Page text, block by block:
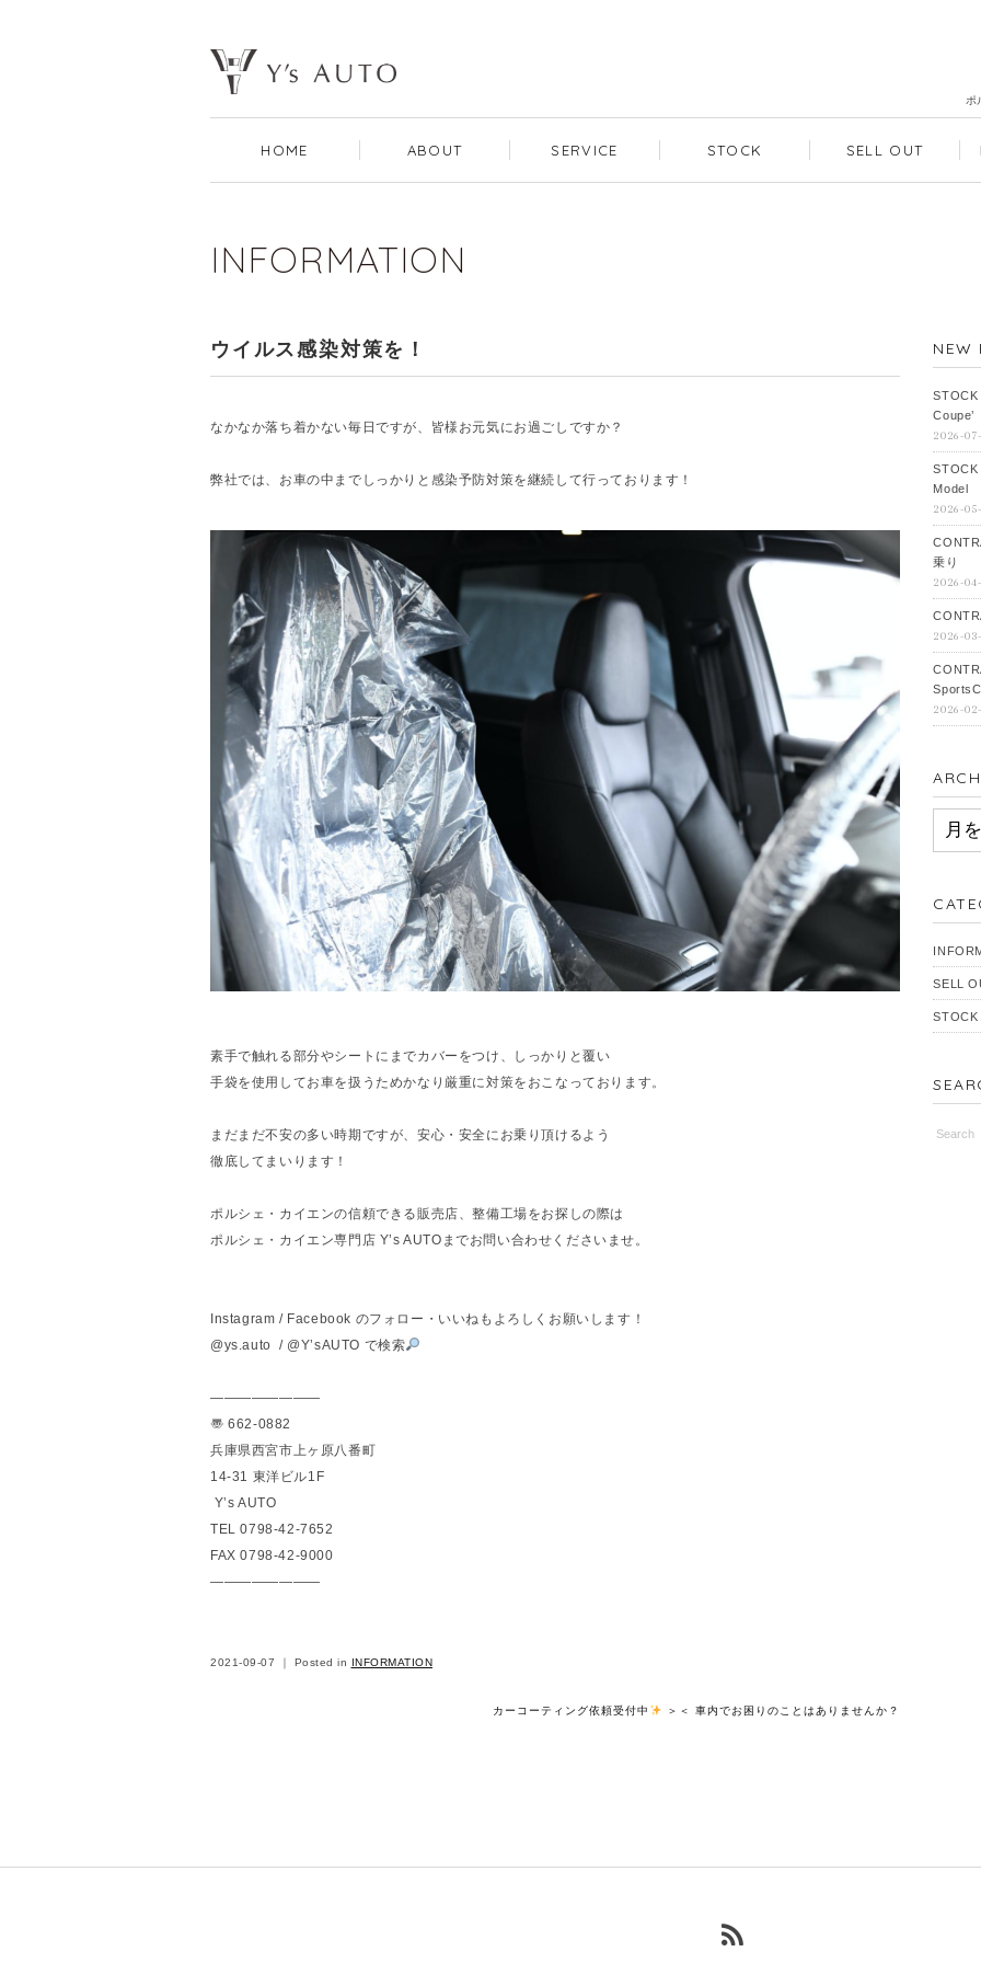
ポ
HOME ABOUT SERVICE STOCK SELL OUT
INFORMATION
ウイルス感染対策を！
なかなか落ち着かない毎日ですが、皆様お元気にお過ごしですか？
弊社では、お車の中までしっかりと感染予防対策を継続して行っております！
素手で触れる部分やシートにまでカバーをつけ、しっかりと覆い
手袋を使用してお車を扱うためかなり厳重に対策をおこなっております。
まだまだ不安の多い時期ですが、安心・安全にお乗り頂けるよう
徹底してまいります！
ポルシェ・カイエンの信頼できる販売店、整備工場をお探しの際は
ポルシェ・カイエン専門店 Y’s AUTOまでお問い合わせくださいませ。
Instagram / Facebook のフォロー・いいねもよろしくお願いします！
@ys.auto / @Y’sAUTO で検索
————————
〠 662-0882
兵庫県西宮市上ヶ原八番町
14-31 東洋ビル1F
Y’s AUTO
TEL 0798-42-7652
FAX 0798-42-9000
————————
2021-09-07 ｜ Posted in INFORMATION
＜ 車内でお困りのことはありませんか？
カーコーティング依頼受付中 ＞
NEW
STOCK
Coupe’
2026-
STOCK
Model
2026-
乗り
2026-
2026-
2026-
SELL
STOCK